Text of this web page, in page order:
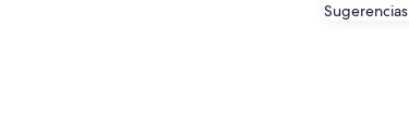
Sugerencias